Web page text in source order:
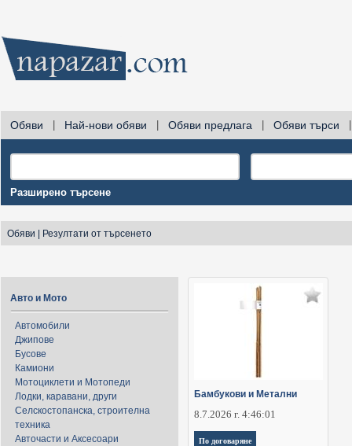
Обяви Най-нови обяви Обяви предлага Обяви търси
Разширено търсене
Обяви Резултати от търсенето
Авто и Мото
Автомобили
Джипове
Бусове
Камиони
Мотоциклети и Мотопеди
Лодки, каравани, други
Селскостопанска, строителна
техника
Авточасти и Аксесоари
Бамбукови и Метални
8.7.2026 г. 4:46:01
По договаряне